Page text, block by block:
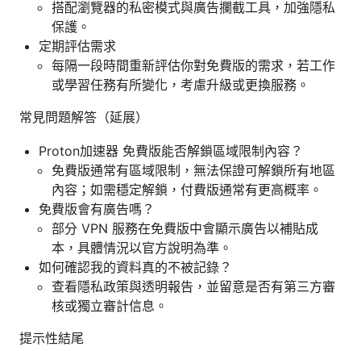
搭配瀏覽器的私密模式與廣告攔截工具，加強隱私
保護。
定期評估需求
每隔一段時間重新評估你對免費版的需求，若工作
或學習任務有所變化，考慮升級或更換服務。
常見問題解答（延展）
Proton加速器 免費版能否解鎖區域限制內容？
免費版通常有區域限制，無法保證可解鎖所有地區
內容；如需穩定解鎖，付費版通常有更高概率。
免費版會有廣告嗎？
部分 VPN 服務在免費版中會顯示廣告以補貼成
本，具體情況以官方說明為準。
如何確認我的資料真的不被記錄？
查看隱私政策與透明報告，並留意是否有第三方審
核或獨立審計信息。
提示性結尾